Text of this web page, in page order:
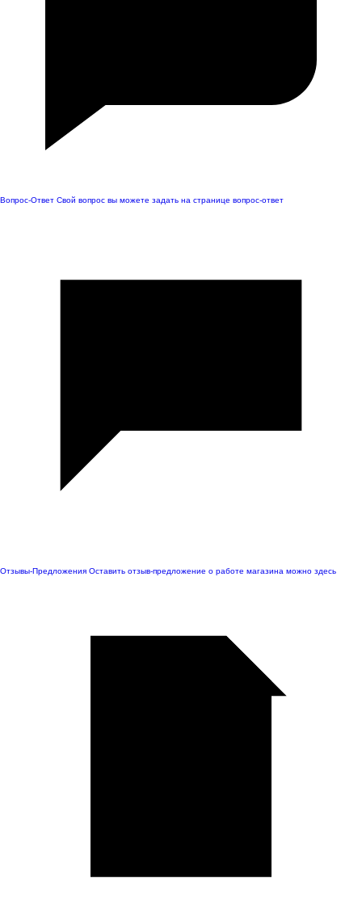
Вопрос-Ответ Свой вопрос вы можете задать на странице вопрос-ответ
Отзывы-Предложения Оставить отзыв-предложение о работе магазина можно здесь